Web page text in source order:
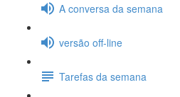
A conversa da semana
versão off-line
Tarefas da semana